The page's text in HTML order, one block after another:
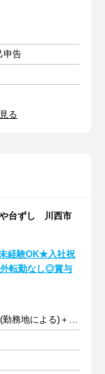
申告
る
台ずし 川西市
未経験OK★入社祝
転勤なし◎賞与
月給30万5000～31万8000円(勤務地による)＋交通費＋賞与年3回